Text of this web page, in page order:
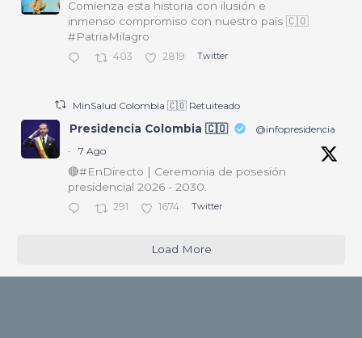
Comienza esta historia con ilusión e
inmenso compromiso con nuestro país 🇨🇴
#PatriaMilagro
403 2819 Twitter
MinSalud Colombia 🇨🇴 Retuiteado
Presidencia Colombia 🇨🇴
@infopresidencia
·
7 Ago
🔴#EnDirecto | Ceremonia de posesión
presidencial 2026 - 2030.
291 1674 Twitter
Load More